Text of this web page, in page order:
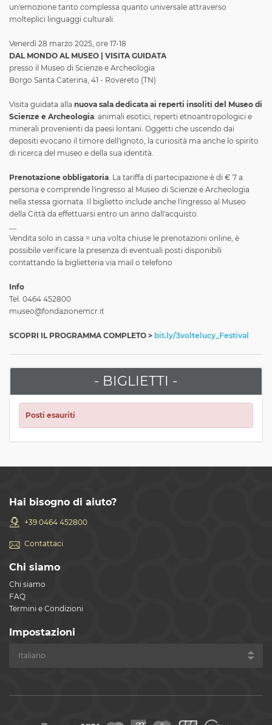
un'emozione tanto complessa quanto universale attraverso
molteplici linguaggi culturali.
Venerdì 28 marzo 2025, ore 17-18
DAL MONDO AL MUSEO | VISITA GUIDATA
presso il Museo di Scienze e Archeologia
Borgo Santa Caterina, 41 - Rovereto (TN)
Visita guidata alla nuova sala dedicata ai reperti insoliti del Museo di
Scienze e Archeologia: animali esotici, reperti etnoantropologici e
minerali provenienti da paesi lontani. Oggetti che uscendo dai
depositi evocano il timore dell'ignoto, la curiosità ma anche lo spirito
di ricerca del museo e della sua identità.
Prenotazione obbligatoria. La tariffa di partecipazione è di € 7 a
persona e comprende l'ingresso al Museo di Scienze e Archeologia
nella stessa giornata. Il biglietto include anche l'ingresso al Museo
della Città da effettuarsi entro un anno dall'acquisto.
Vendita solo in cassa = una volta chiuse le prenotazioni online, è
possibile verificare la presenza di eventuali posti disponibili
contattando la biglietteria via mail o telefono
Info
Tel. 0464 452800
museo@fondazionemcr.it
SCOPRI IL PROGRAMMA COMPLETO > bit.ly/3voltelucy_Festival
- BIGLIETTI -
Posti esauriti
Hai bisogno di aiuto?
+39 0464 452800
Contattaci
Chi siamo
Chi siamo
FAQ
Termini e Condizioni
Impostazioni